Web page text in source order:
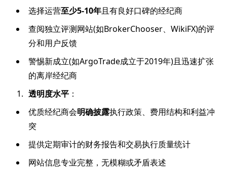
选择运营至少5-10年且有良好口碑的经纪商
查阅独立评测网站(如BrokerChooser、WikiFX)的评
分和用户反馈
警惕新成立(如ArgoTrade成立于2019年)且迅速扩张
的离岸经纪商
透明度水平 ：
优质经纪商会明确披露执行政策、费用结构和利益冲
突
提供定期审计的财务报告和交易执行质量统计
网站信息专业完整，无模糊或矛盾表述